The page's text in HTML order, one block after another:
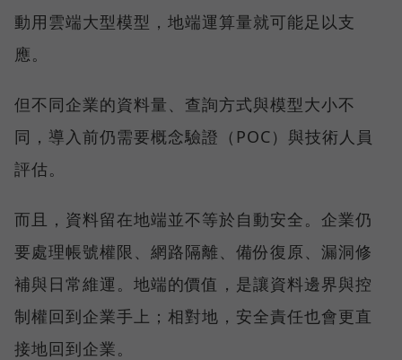
動用雲端大型模型，地端運算量就可能足以支
應。
但不同企業的資料量、查詢方式與模型大小不
同，導入前仍需要概念驗證（POC）與技術人員
評估。
而且，資料留在地端並不等於自動安全。企業仍
要處理帳號權限、網路隔離、備份復原、漏洞修
補與日常維運。地端的價值，是讓資料邊界與控
制權回到企業手上；相對地，安全責任也會更直
接地回到企業。